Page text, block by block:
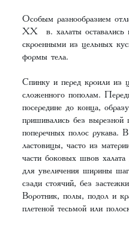
Особым разнообразием
ХХ в. халаты оставались
скроенными из цельных
формы тела.
Спинку и перед кроили из
сложенного пополам.
посередине до конца,
пришивались без
поперечных полос рукава.
ластовицы, часто из
части боковых швов
для увеличения ширины
сзади стоячий, без
Воротник, полы, подол и
плетеной тесьмой или